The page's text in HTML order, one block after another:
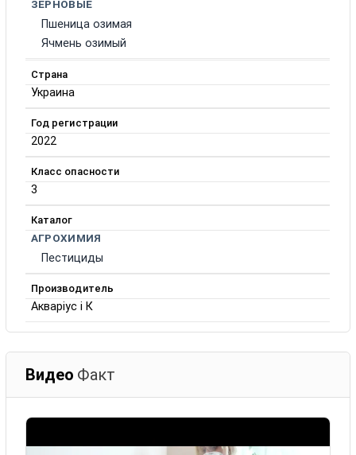
ЗЕРНОВЫЕ
Пшеница озимая
Ячмень озимый
Страна
Украина
Год регистрации
2022
Класс опасности
3
Каталог
АГРОХИМИЯ
Пестициды
Производитель
Акваріус і К
Видео Факт